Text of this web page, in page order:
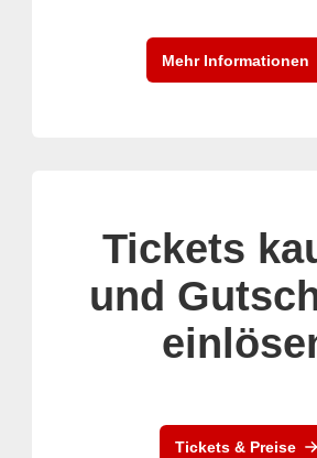
Mehr Informationen
Tickets
und
Tickets & Preise